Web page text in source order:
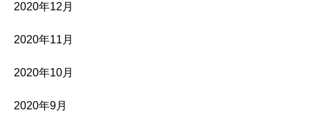
2020年12月
2020年11月
2020年10月
2020年9月